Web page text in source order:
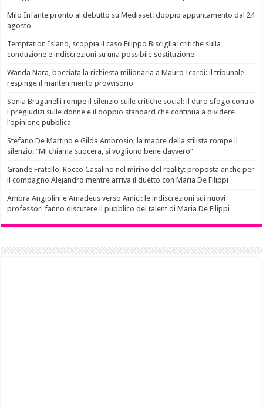
Milo Infante pronto al debutto su Mediaset: doppio appuntamento dal 24
agosto
Temptation Island, scoppia il caso Filippo Bisciglia: critiche sulla
conduzione e indiscrezioni su una possibile sostituzione
Wanda Nara, bocciata la richiesta milionaria a Mauro Icardi: il tribunale
respinge il mantenimento provvisorio
Sonia Bruganelli rompe il silenzio sulle critiche social: il duro sfogo contro
i pregiudizi sulle donne e il doppio standard che continua a dividere
l’opinione pubblica
Stefano De Martino e Gilda Ambrosio, la madre della stilista rompe il
silenzio: “Mi chiama suocera, si vogliono bene davvero”
Grande Fratello, Rocco Casalino nel mirino del reality: proposta anche per
il compagno Alejandro mentre arriva il duetto con Maria De Filippi
Ambra Angiolini e Amadeus verso Amici: le indiscrezioni sui nuovi
professori fanno discutere il pubblico del talent di Maria De Filippi